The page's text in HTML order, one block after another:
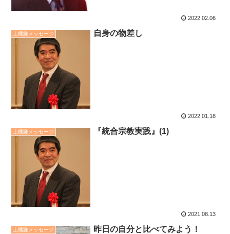
2022.02.06
上機嫌メッセージ 自身の物差し
2022.01.18
上機嫌メッセージ 『統合宗教実践』(1)
2021.08.13
上機嫌メッセージ 昨日の自分と比べてみよう！